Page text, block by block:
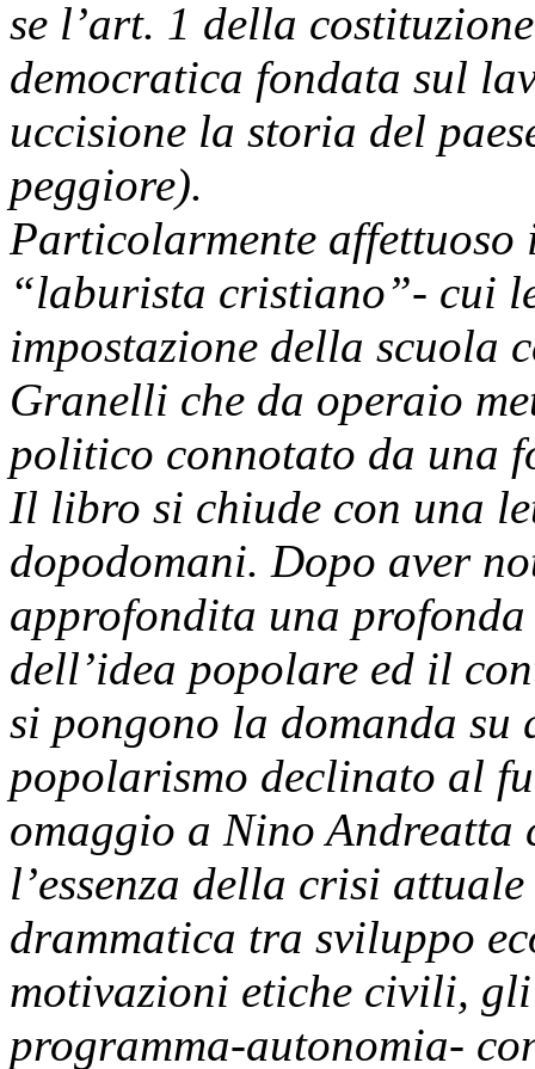
se l’art. 1 della
democratica fondata sul
uccisione la storia del
peggiore).
Particolarmente
“laburista cristiano”- cui
impostazione della scuola
Granelli che da operaio
politico connotato da una
Il libro si chiude con una
dopodomani. Dopo aver
approfondita una
dell’idea popolare ed il
si pongono la domanda su
popolarismo declinato al
omaggio a Nino Andreatta
l’essenza della crisi
drammatica tra sviluppo
motivazioni etiche civili,
programma-autonomia-